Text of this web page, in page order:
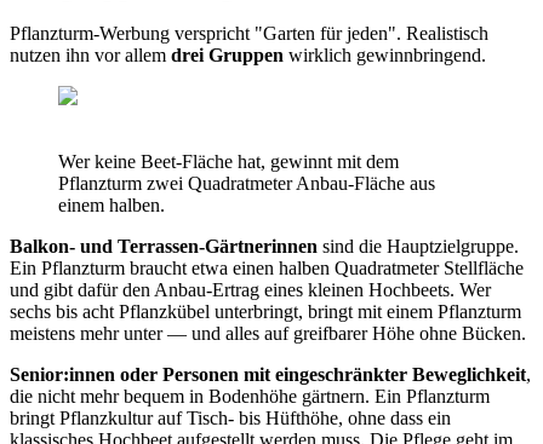
Pflanzturm-Werbung verspricht "Garten für jeden". Realistisch
nutzen ihn vor allem drei Gruppen wirklich gewinnbringend.
Wer keine Beet-Fläche hat, gewinnt mit dem
Pflanzturm zwei Quadratmeter Anbau-Fläche aus
einem halben.
Balkon- und Terrassen-Gärtnerinnen sind die Hauptzielgruppe.
Ein Pflanzturm braucht etwa einen halben Quadratmeter Stellfläche
und gibt dafür den Anbau-Ertrag eines kleinen Hochbeets. Wer
sechs bis acht Pflanzkübel unterbringt, bringt mit einem Pflanzturm
meistens mehr unter — und alles auf greifbarer Höhe ohne Bücken.
Senior:innen oder Personen mit eingeschränkter Beweglichkeit,
die nicht mehr bequem in Bodenhöhe gärtnern. Ein Pflanzturm
bringt Pflanzkultur auf Tisch- bis Hüfthöhe, ohne dass ein